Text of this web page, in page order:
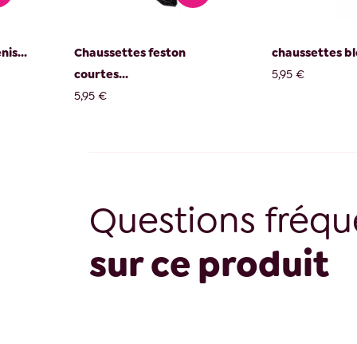
Chaussettes feston
courtes...
5,95 €
chaussettes
5,95 €
Questions
sur ce produit